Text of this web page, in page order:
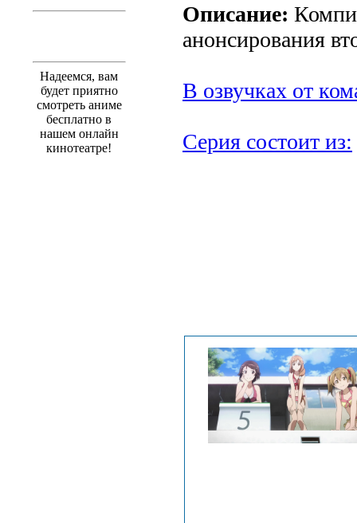
Надеемся, вам
будет приятно
смотреть аниме
бесплатно в
нашем онлайн
кинотеатре!
Описание:
анонсирования
В озвучках от
Серия состоит из: